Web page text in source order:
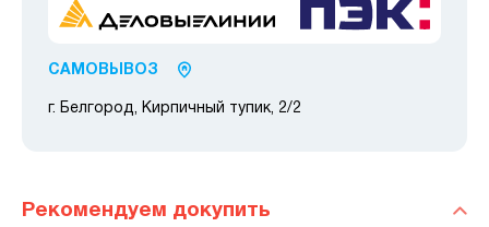
САМОВЫВОЗ
г. Белгород, Кирпичный тупик, 2/2
Рекомендуем докупить